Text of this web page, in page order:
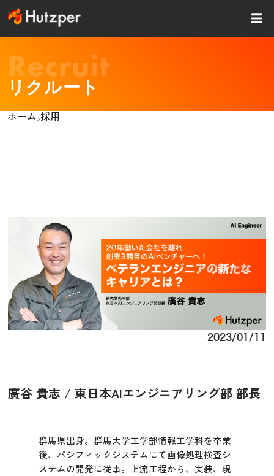
容
を
キッRecruit
リクルート
ホーム›採用
2023/01/11
廣谷 貴志 / 東日本AIエンジニアリング部 部長
群馬県出身。群馬大学工学部情報工学科を卒業
後、パシフィックシステムにて画像処理検査シ
ステムの開発に従事。上流工程から、実装、現